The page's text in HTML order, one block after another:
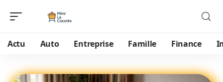
Actu Auto Entreprise Famille Finance